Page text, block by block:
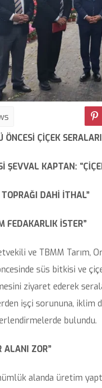
ÖNCESİ ÇİÇEK
ŞEVVAL KAPTAN:
TOPRAĞI DAHİ İTHAL”
FEDAKARLIK İSTER”
ve TBMM Tarım,
süs bitkisi ve
ziyaret ederek
işçi sorununa, iklim
bulundu.
ALANI ZOR”
alanda üretim